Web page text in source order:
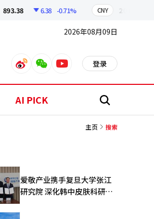
893.38 6.38 -0.71% CNY 209.17
2026年08月09日
weiboweixinyoutube 登录
AI PICK 搜
主页 搜索
爱敬产业携手复旦大学张江
研究院 深化韩中皮肤科研合